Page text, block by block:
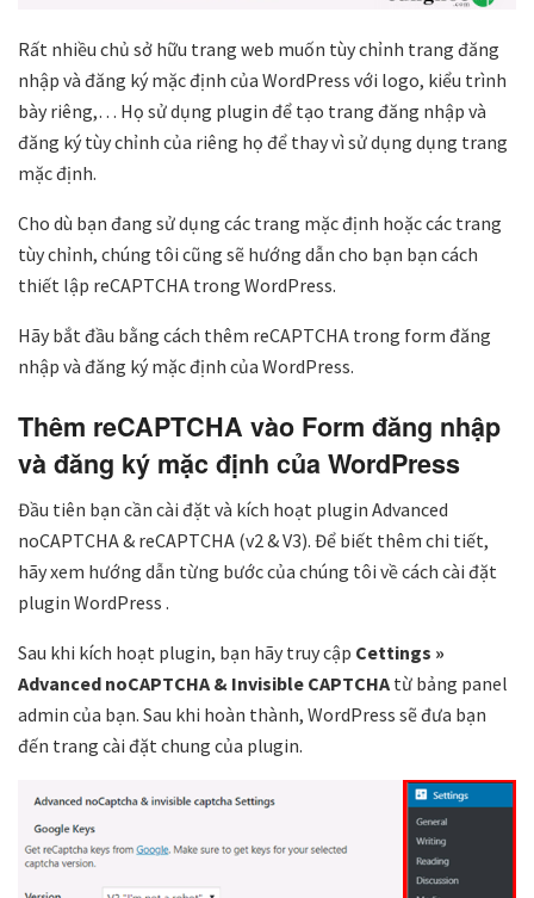
Rất nhiều chủ sở hữu trang web muốn tùy chỉnh trang đăng
nhập và đăng ký mặc định của WordPress với logo, kiểu trình
bày riêng,… Họ sử dụng plugin để tạo trang đăng nhập và
đăng ký tùy chỉnh của riêng họ để thay vì sử dụng dụng trang
mặc định.
Cho dù bạn đang sử dụng các trang mặc định hoặc các trang
tùy chỉnh, chúng tôi cũng sẽ hướng dẫn cho bạn bạn cách
thiết lập reCAPTCHA trong WordPress.
Hãy bắt đầu bằng cách thêm reCAPTCHA trong form đăng
nhập và đăng ký mặc định của WordPress.
Thêm reCAPTCHA vào Form đăng nhập
và đăng ký mặc định của WordPress
Đầu tiên bạn cần cài đặt và kích hoạt plugin Advanced
noCAPTCHA & reCAPTCHA (v2 & V3). Để biết thêm chi tiết,
hãy xem hướng dẫn từng bước của chúng tôi về cách cài đặt
plugin WordPress .
Sau khi kích hoạt plugin, bạn hãy truy cập Cettings »
Advanced noCAPTCHA & Invisible CAPTCHA từ bảng panel
admin của bạn. Sau khi hoàn thành, WordPress sẽ đưa bạn
đến trang cài đặt chung của plugin.